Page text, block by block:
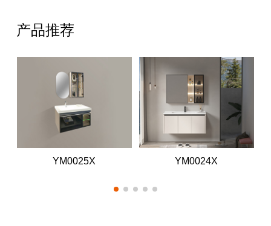
产品推荐
YM0025X YM0024X